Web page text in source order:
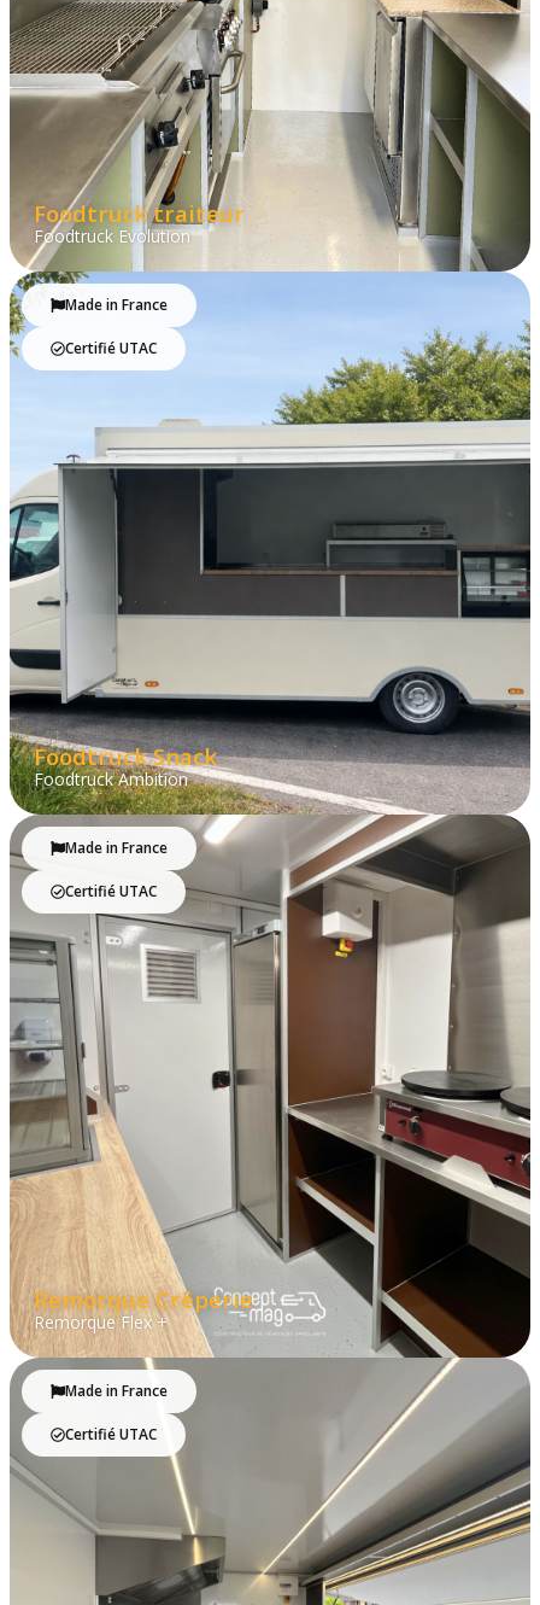
Foodtruck traiteur
Foodtruck Evolution
Made in France
Certifié UTAC
Foodtruck Snack
Foodtruck Ambition
Made in France
Certifié UTAC
Remorque Crêperie
Remorque Flex +
Made in France
Certifié UTAC